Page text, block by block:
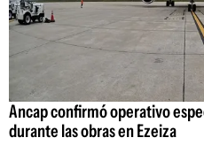
Ancap confirmó operativo
durante las obras en Ezeiza